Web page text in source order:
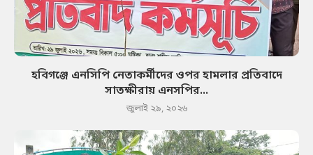
হবিগঞ্জে এনসিপি নেতাকর্মীদের ওপর হামলার প্রতিবাদে
সাতক্ষীরায় এনসপির...
জুলাই ২৯, ২০২৬